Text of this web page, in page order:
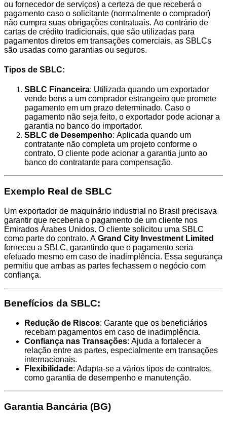
ou fornecedor de serviços) a certeza de que receberá o
pagamento caso o solicitante (normalmente o comprador)
não cumpra suas obrigações contratuais. Ao contrário de
cartas de crédito tradicionais, que são utilizadas para
pagamentos diretos em transações comerciais, as SBLCs
são usadas como garantias ou seguros.
Tipos de SBLC:
SBLC Financeira: Utilizada quando um exportador
vende bens a um comprador estrangeiro que promete
pagamento em um prazo determinado. Caso o
pagamento não seja feito, o exportador pode acionar a
garantia no banco do importador.
SBLC de Desempenho: Aplicada quando um
contratante não completa um projeto conforme o
contrato. O cliente pode acionar a garantia junto ao
banco do contratante para compensação.
Exemplo Real de SBLC
Um exportador de maquinário industrial no Brasil precisava
garantir que receberia o pagamento de um cliente nos
Emirados Árabes Unidos. O cliente solicitou uma SBLC
como parte do contrato. A Grand City Investment Limited
forneceu a SBLC, garantindo que o pagamento seria
efetuado mesmo em caso de inadimplência. Essa segurança
permitiu que ambas as partes fechassem o negócio com
confiança.
Benefícios da SBLC:
Redução de Riscos: Garante que os beneficiários
recebam pagamentos em caso de inadimplência.
Confiança nas Transações: Ajuda a fortalecer a
relação entre as partes, especialmente em transações
internacionais.
Flexibilidade: Adapta-se a vários tipos de contratos,
como garantia de desempenho e manutenção.
Garantia Bancária (BG)